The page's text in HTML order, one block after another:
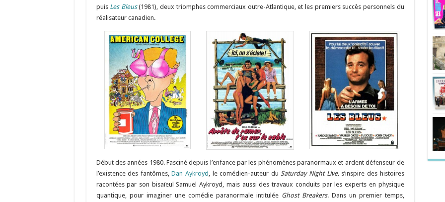
puis Les Bleus (1981), deux triomphes commerciaux outre-Atlantique, et les premiers succès personnels du
réalisateur canadien.
Début des années 1980. Fasciné depuis l’enfance par les phénomènes paranormaux et ardent défenseur de
l’existence des fantômes,Dan Aykroyd , le comédien-auteur duSaturday Night Live,s’inspire des histoires
racontées par son bisaïeul Samuel Aykroyd, mais aussi des travaux conduits par les experts en physique
quantique, pour imaginer une comédie paranormale intitulée Ghost Breakers. Dans un premier temps,